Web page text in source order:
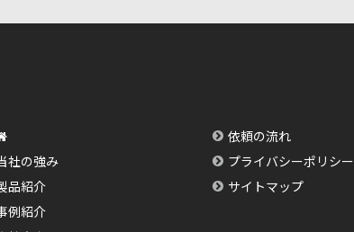
社の強み
品紹介
例紹介
依頼の流れ
プライバシーポリシー
サイトマップ